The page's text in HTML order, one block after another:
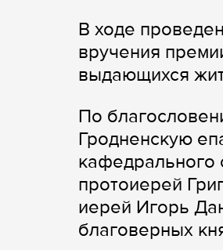
В ходе
вручения
выдающихся
По
Гродненскую
кафедрального
протоиерей
иерей Игорь
благоверных